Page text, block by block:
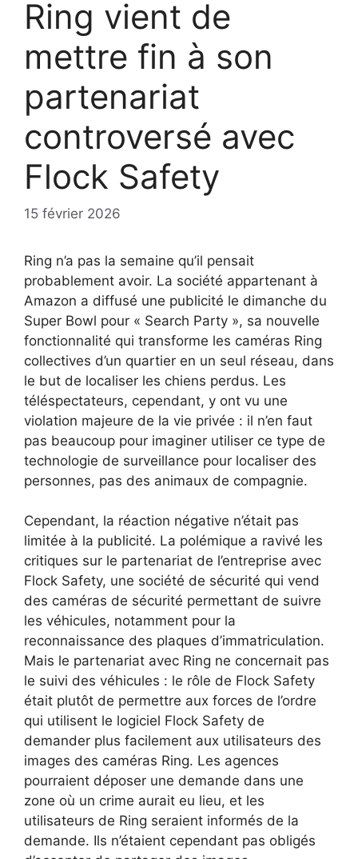
Ring vient de
mettre fin à son
partenariat
controversé avec
Flock Safety
15 février 2026
Ring n’a pas la semaine qu’il pensait
probablement avoir. La société appartenant à
Amazon a diffusé une publicité le dimanche du
Super Bowl pour « Search Party », sa nouvelle
fonctionnalité qui transforme les caméras Ring
collectives d’un quartier en un seul réseau, dans
le but de localiser les chiens perdus. Les
téléspectateurs, cependant, y ont vu une
violation majeure de la vie privée : il n’en faut
pas beaucoup pour imaginer utiliser ce type de
technologie de surveillance pour localiser des
personnes, pas des animaux de compagnie.
Cependant, la réaction négative n’était pas
limitée à la publicité. La polémique a ravivé les
critiques sur le partenariat de l’entreprise avec
Flock Safety, une société de sécurité qui vend
des caméras de sécurité permettant de suivre
les véhicules, notamment pour la
reconnaissance des plaques d’immatriculation.
Mais le partenariat avec Ring ne concernait pas
le suivi des véhicules : le rôle de Flock Safety
était plutôt de permettre aux forces de l’ordre
qui utilisent le logiciel Flock Safety de
demander plus facilement aux utilisateurs des
images des caméras Ring. Les agences
pourraient déposer une demande dans une
zone où un crime aurait eu lieu, et les
utilisateurs de Ring seraient informés de la
demande. Ils n’étaient cependant pas obligés